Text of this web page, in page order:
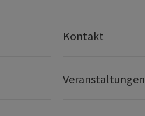
Kontakt
Veranstaltungen